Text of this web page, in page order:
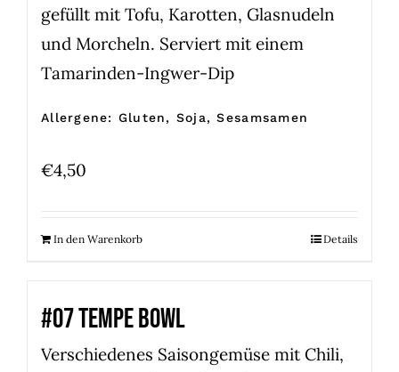
gefüllt mit Tofu, Karotten, Glasnudeln
und Morcheln. Serviert mit einem
Tamarinden-Ingwer-Dip
Allergene: Gluten, Soja, Sesamsamen
€4,50
In den Warenkorb Details
#07 TEMPE BOWL
Verschiedenes Saisongemüse mit Chili,